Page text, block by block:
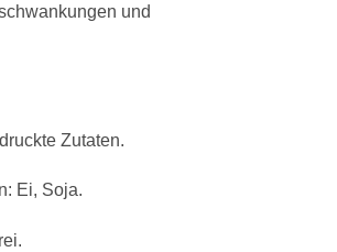
und
Zutaten.
Ei, Soja.